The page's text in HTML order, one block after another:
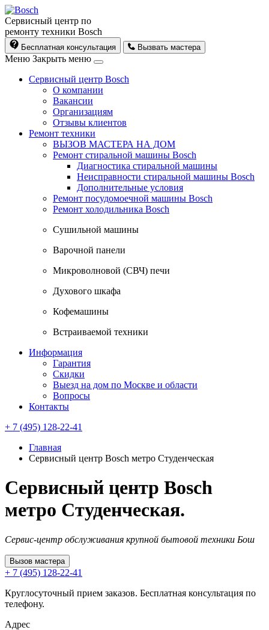
Сервисный центр по
ремонту техники Bosch
Бесплатная консультация Вызвать мастера
Меню Закрыть меню
Сервисный центр Bosch
О компании
Вакансии
Организациям
Отзывы клиентов
Ремонт техники
ВЫЗОВ МАСТЕРА НА ДОМ
Ремонт стиральной машины Bosch
Диагностика стиральной машины
Неисправности стиральной машины Bosch
Дополнительные условия
Ремонт посудомоечной машины Bosch
Ремонт холодильника Bosch
Cушильной машины
Варочной панели
Микроволновой (СВЧ) печи
Духового шкафа
Кофемашины
Встраиваемой техники
Информация
Гарантия
Скидки
Выезд на дом по Москве и области
Вопросы
Контакты
+ 7 (495) 128-22-41
Главная
Сервисный центр Bosch метро Студенческая
Сервисный центр Bosch
метро Студенческая.
Сервис-центр обслуживания крупной бытовой техники Бош
Вызов мастера
+ 7 (495) 128-22-41
Круглосуточный прием заказов. Бесплатная консультация по
телефону.
Адрес